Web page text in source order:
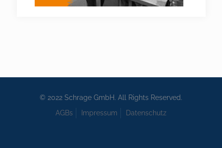
© 2022 Schrage GmbH. All Rights Reserved.
AGBs
Impressum Datenschutz